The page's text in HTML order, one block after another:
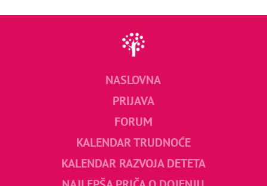
NASLOVNA
PRIJAVA
FORUM
KALENDAR TRUDNOĆE
KALENDAR RAZVOJA DETETA